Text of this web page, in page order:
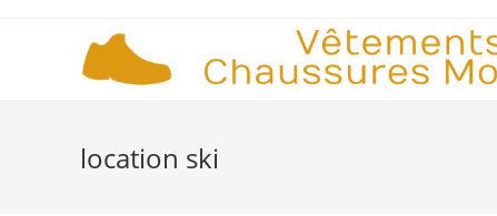
location ski